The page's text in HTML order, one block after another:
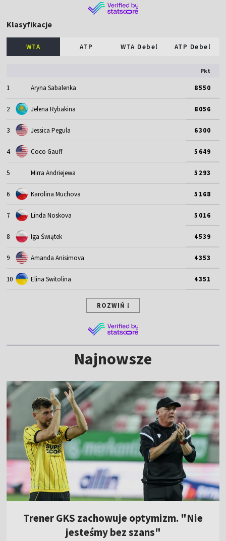
Klasyfikacje
WTA ATP WTA Debel ATP Debel
Pkt
1 Aryna Sabalenka 8550
2 Jelena Rybakina 8056
3 Jessica Pegula 6300
4 Coco Gauff 5649
5 Mirra Andriejewa 5293
6 Karolina Muchova 5168
7 Linda Noskova 5016
8 Iga Świątek 4539
9 Amanda Anisimova 4353
10 Elina Switolina 4351
ROZWIŃ
Najnowsze
Trener GKS zachowuje optymizm. "Nie
jesteśmy bez szans"